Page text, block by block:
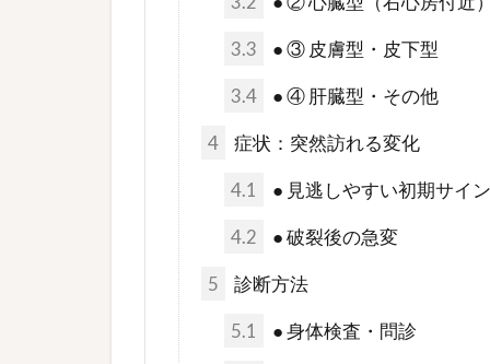
3.3 ● ③ 皮膚型・皮下型
3.4 ● ④ 肝臓型・その他
4 症状：突然訪れる変化
4.1 ● 見逃しやすい初期サイン
4.2 ● 破裂後の急変
5 診断方法
5.1 ● 身体検査・問診